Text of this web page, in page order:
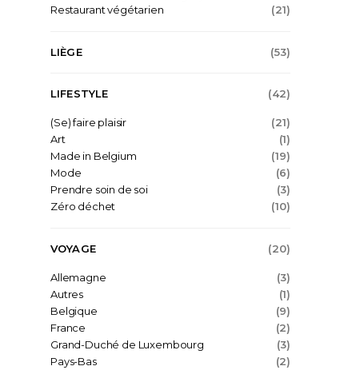
Restaurant végétarien
(21)
LIÈGE (53)
LIFESTYLE (42)
(Se) faire plaisir
(21)
Art
(1)
Made in Belgium
(19)
Mode
(6)
Prendre soin de soi
(3)
Zéro déchet
(10)
VOYAGE (20)
Allemagne
(3)
Autres
(1)
Belgique
(9)
France
(2)
Grand-Duché de Luxembourg
(3)
Pays-Bas
(2)